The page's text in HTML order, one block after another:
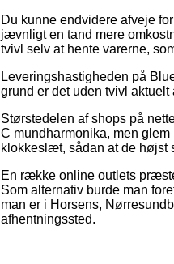
Du kunne endvidere afveje
jævnligt en tand mere
tvivl selv at hente varerne,
Leveringshastigheden på
grund er det uden tvivl
Størstedelen af shops på
C mundharmonika, men
klokkeslæt, sådan at de højst
En række online outlets
Som alternativ burde man
man er i Horsens,
afhentningssted.